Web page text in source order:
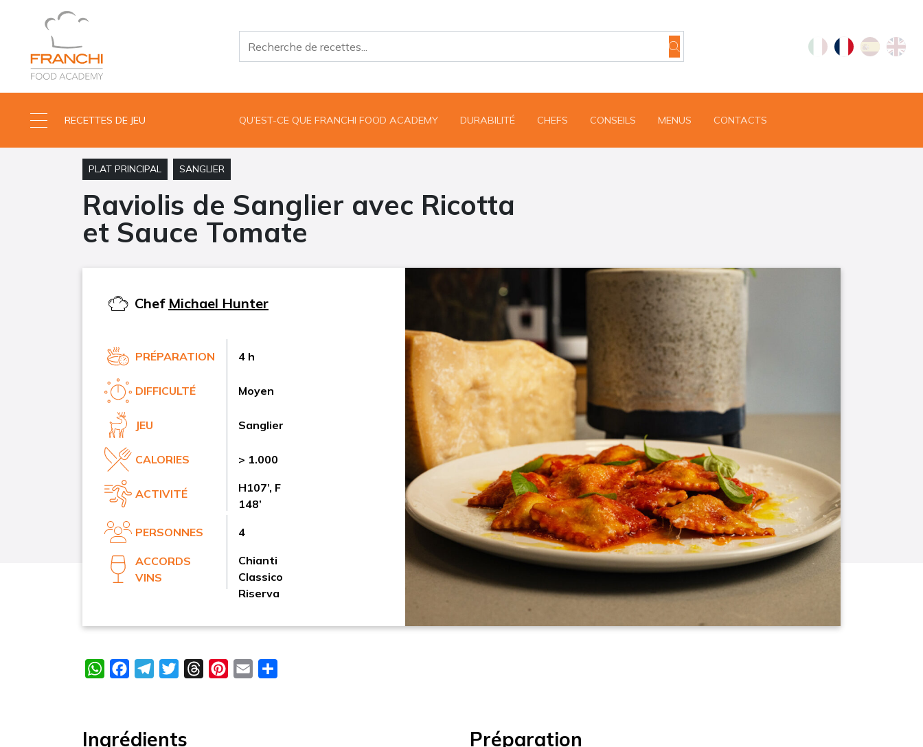
RECETTES DE JEU QU’EST-CE QUE FRANCHI FOOD ACADEMY DURABILITÉ CHEFS CONSEILS MENUS CONTACTS
PLAT PRINCIPAL SANGLIER
Raviolis de Sanglier avec Ricotta
et Sauce Tomate
Chef Michael Hunter
PRÉPARATION 4 h
DIFFICULTÉ Moyen
JEU Sanglier
CALORIES > 1.000
ACTIVITÉ
H107’, F
148’
PERSONNES 4
ACCORDS
VINS
Chianti
Classico
Riserva
WhatsAppFacebookTelegramTwitterThreadsPinterest
Email
Ingrédients Préparation